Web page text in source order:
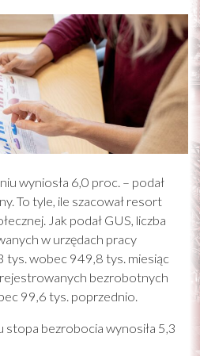
wyniosła 6,0 proc. – podał
To tyle, ile szacował resort
Jak podał GUS, liczba
w urzędach pracy
tys. wobec 949,8 tys. miesiąc
bezrobotnych
99,6 tys. poprzednio.
stopa bezrobocia wynosiła 5,3